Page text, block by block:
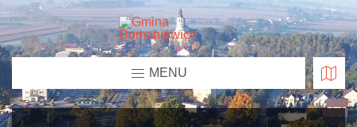
MENU